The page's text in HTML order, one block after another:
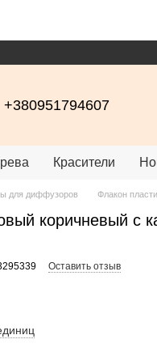
+380951794607
Красители
для диффузоров Флакон
коричневый с
Оставить отзыв